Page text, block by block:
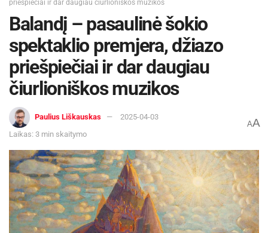
priešpiečiai ir dar daugiau čiurlioniškos muzikos
Balandį – pasaulinė šokio
spektaklio premjera, džiazo
priešpiečiai ir dar daugiau
čiurlioniškos muzikos
Paulius Liškauskas
2025-04-03
Laikas: 3 min skaitymo
AA